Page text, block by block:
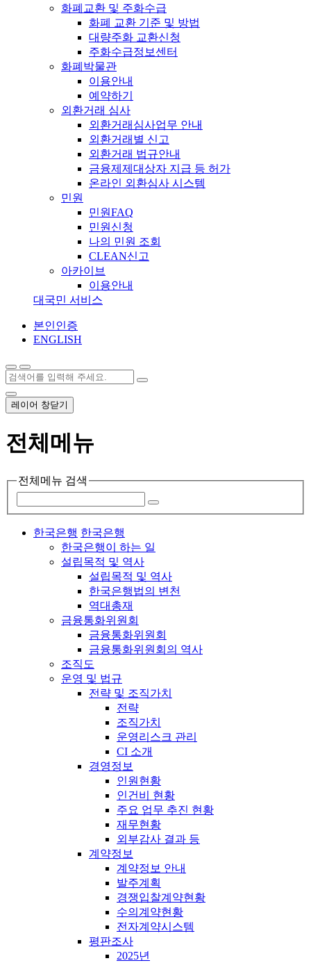
화폐교환 및 주화수급
화폐 교환 기준 및 방법
대량주화 교환신청
주화수급정보센터
화폐박물관
이용안내
예약하기
외환거래 심사
외환거래심사업무 안내
외환거래별 신고
외환거래 법규안내
금융제제대상자 지급 등 허가
온라인 외환심사 시스템
민원
민원FAQ
민원신청
나의 민원 조회
CLEAN신고
아카이브
이용안내
대국민 서비스
본인인증
ENGLISH
레이어 창닫기
전체메뉴
전체메뉴 검색
한국은행 한국은행
한국은행이 하는 일
설립목적 및 역사
설립목적 및 역사
한국은행법의 변천
역대총재
금융통화위원회
금융통화위원회
금융통화위원회의 역사
조직도
운영 및 법규
전략 및 조직가치
전략
조직가치
운영리스크 관리
CI 소개
경영정보
인원현황
인건비 현황
주요 업무 추진 현황
재무현황
외부감사 결과 등
계약정보
계약정보 안내
발주계획
경쟁입찰계약현황
수의계약현황
전자계약시스템
평판조사
2025년